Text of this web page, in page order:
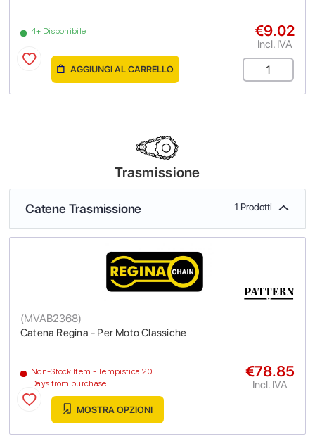
4+ Disponibile €9.02
Incl. IVA
AGGIUNGI AL CARRELLO
Trasmissione
Catene Trasmissione 1 Prodotti
Catena Regina - Per Moto Classiche
(MVAB2368)
Non-Stock Item - Tempistica 20
Days from purchase
€78.85
Incl. IVA
MOSTRA OPZIONI